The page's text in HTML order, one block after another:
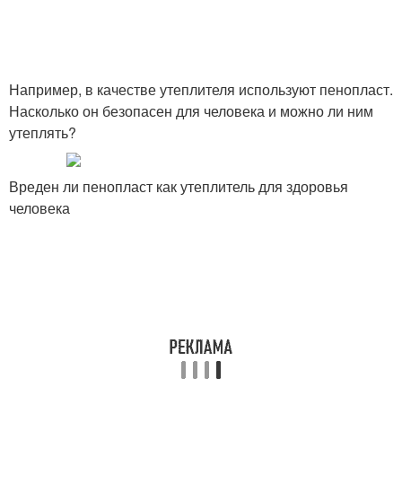
Например, в качестве утеплителя используют пенопласт.
Насколько он безопасен для человека и можно ли ним
утеплять?
Вреден ли пенопласт как утеплитель для здоровья
человека